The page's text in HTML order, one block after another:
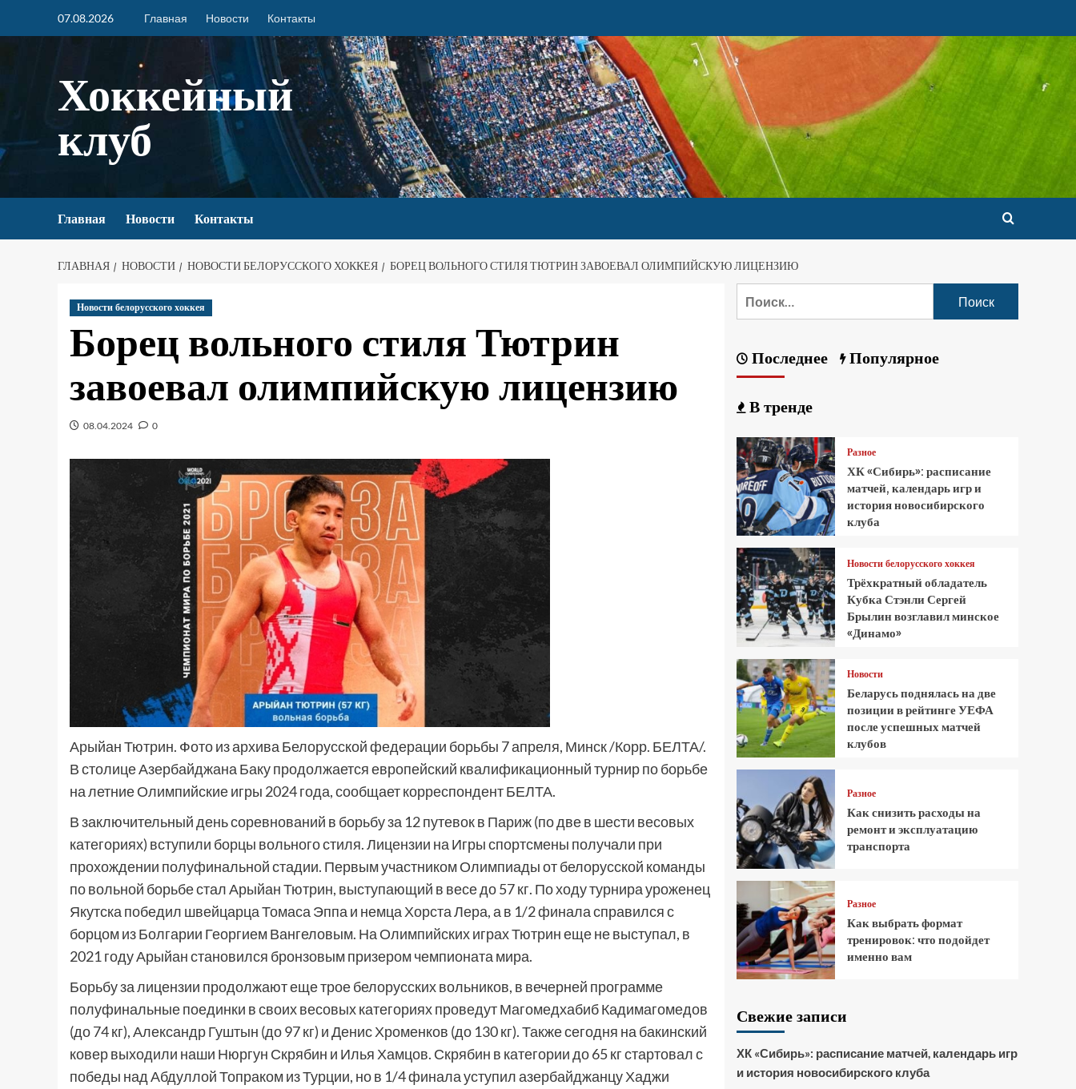
07.08.2026 Главная Новости Контакты
Хоккейный
клуб
Главная Новости Контакты
ГЛАВНАЯ НОВОСТИ НОВОСТИ БЕЛОРУССКОГО ХОККЕЯ БОРЕЦ ВОЛЬНОГО СТИЛЯ ТЮТРИН ЗАВОЕВАЛ ОЛИМПИЙСКУЮ ЛИЦЕНЗИЮ
Новости белорусского хоккея
Борец вольного стиля Тютрин
завоевал олимпийскую лицензию
08.04.2024 0
Арыйан Тютрин. Фото из архива Белорусской федерации борьбы 7 апреля, Минск /Корр. БЕЛТА/.
В столице Азербайджана Баку продолжается европейский квалификационный турнир по борьбе
на летние Олимпийские игры 2024 года, сообщает корреспондент БЕЛТА.
В заключительный день соревнований в борьбу за 12 путевок в Париж (по две в шести весовых
категориях) вступили борцы вольного стиля. Лицензии на Игры спортсмены получали при
прохождении полуфинальной стадии. Первым участником Олимпиады от белорусской команды
по вольной борьбе стал Арыйан Тютрин, выступающий в весе до 57 кг. По ходу турнира уроженец
Якутска победил швейцарца Томаса Эппа и немца Хорста Лера, а в 1/2 финала справился с
борцом из Болгарии Георгием Вангеловым. На Олимпийских играх Тютрин еще не выступал, в
2021 году Арыйан становился бронзовым призером чемпионата мира.
Борьбу за лицензии продолжают еще трое белорусских вольников, в вечерней программе
полуфинальные поединки в своих весовых категориях проведут Магомедхабиб Кадимагомедов
(до 74 кг), Александр Гуштын (до 97 кг) и Денис Хроменков (до 130 кг). Также сегодня на бакинский
ковер выходили наши Нюргун Скрябин и Илья Хамцов. Скрябин в категории до 65 кг стартовал с
победы над Абдуллой Топраком из Турции, но в 1/4 финала уступил азербайджанцу Хаджи
Последнее Популярное
В тренде
Разное
ХК «Сибирь»: расписание
матчей, календарь игр и
история новосибирского
клуба
Новости белорусского хоккея
Трёхкратный обладатель
Кубка Стэнли Сергей
Брылин возглавил минское
«Динамо»
Новости
Беларусь поднялась на две
позиции в рейтинге УЕФА
после успешных матчей
клубов
Разное
Как снизить расходы на
ремонт и эксплуатацию
транспорта
Разное
Как выбрать формат
тренировок: что подойдет
именно вам
Свежие записи
ХК «Сибирь»: расписание матчей, календарь игр
и история новосибирского клуба